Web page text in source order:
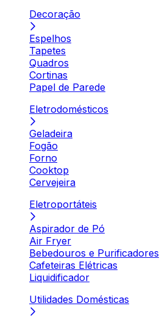
Decoração
Espelhos
Tapetes
Quadros
Cortinas
Papel de Parede
Eletrodomésticos
Geladeira
Fogão
Forno
Cooktop
Cervejeira
Eletroportáteis
Aspirador de Pó
Air Fryer
Bebedouros e Purificadores
Cafeteiras Elétricas
Liquidificador
Utilidades Domésticas